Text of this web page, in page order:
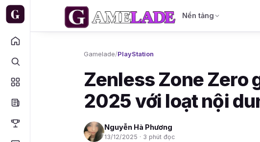
Nền tảng
Gamelade/PlayStation
Zenless Zone Zero
2025 với loạt nội
Nguyễn Hà Phương
13/12/2025 · 3 phút đọc